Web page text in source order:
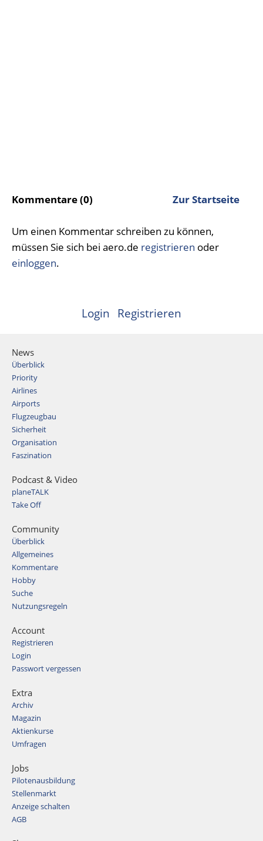
Kommentare (0) Zur Startseite
Um einen Kommentar schreiben zu können,
müssen Sie sich bei aero.de registrieren oder
einloggen.
Login Registrieren
News
Überblick
Priority
Airlines
Airports
Flugzeugbau
Sicherheit
Organisation
Faszination
Podcast & Video
planeTALK
Take Off
Community
Überblick
Allgemeines
Kommentare
Hobby
Suche
Nutzungsregeln
Account
Registrieren
Login
Passwort vergessen
Extra
Archiv
Magazin
Aktienkurse
Umfragen
Jobs
Pilotenausbildung
Stellenmarkt
Anzeige schalten
AGB